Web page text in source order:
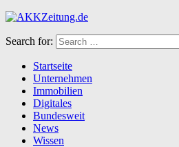
Search for:
Startseite
Unternehmen
Immobilien
Digitales
Bundesweit
News
Wissen